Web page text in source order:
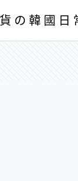
の韓國日